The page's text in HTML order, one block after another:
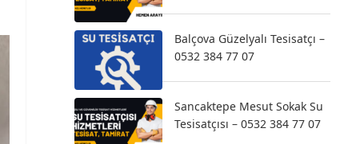
Balçova Güzelyalı Tesisatçı –
0532 384 77 07
Sancaktepe Mesut Sokak Su
Tesisatçısı – 0532 384 77 07